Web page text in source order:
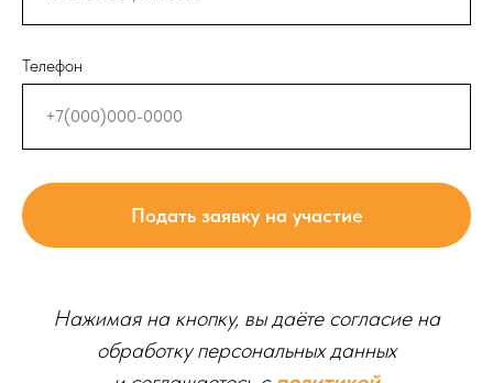
Телефон
Подать заявку на участие
Нажимая на кнопку, вы даёте согласие на
обработку персональных данных